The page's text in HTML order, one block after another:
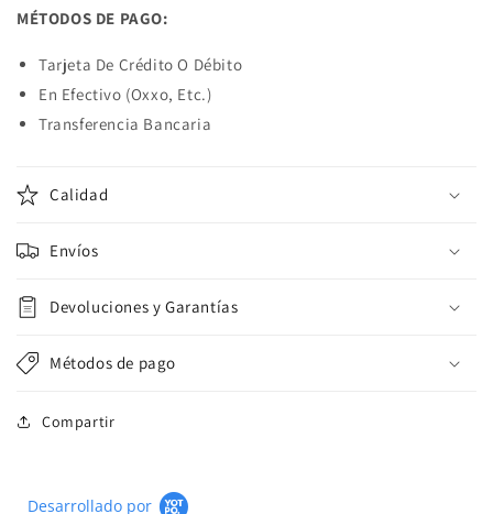
MÉTODOS DE PAGO:
Tarjeta De Crédito O Débito
En Efectivo (Oxxo, Etc.)
Transferencia Bancaria
Calidad
Envíos
Devoluciones y Garantías
Métodos de pago
Compartir
Desarrollado por